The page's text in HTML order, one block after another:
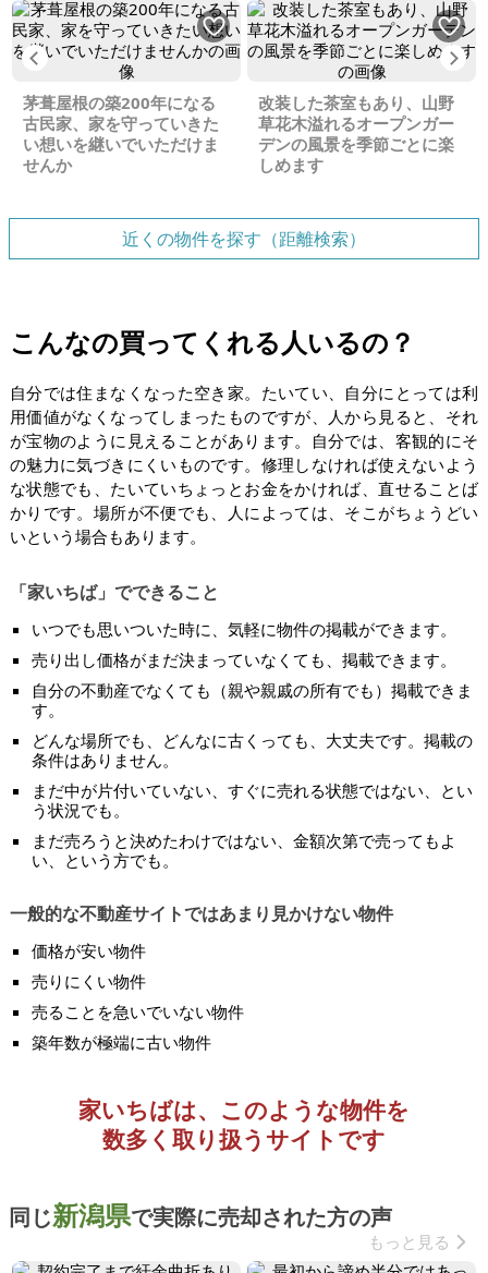
Previous
茅葺屋根の築200年になる
古民家、家を守っていきた
い想いを継いでいただけま
せんか
改装した茶室もあり、山野
草花木溢れるオープンガー
デンの風景を季節ごとに楽
しめます
近くの物件を探す（距離検索）
こんなの買ってくれる人いるの？
自分では住まなくなった空き家。たいてい、自分にとっては利
用価値がなくなってしまったものですが、人から見ると、それ
が宝物のように見えることがあります。自分では、客観的にそ
の魅力に気づきにくいものです。修理しなければ使えないよう
な状態でも、たいていちょっとお金をかければ、直せることば
かりです。場所が不便でも、人によっては、そこがちょうどい
いという場合もあります。
「家いちば」でできること
いつでも思いついた時に、気軽に物件の掲載ができます。
売り出し価格がまだ決まっていなくても、掲載できます。
自分の不動産でなくても（親や親戚の所有でも）掲載できま
す。
どんな場所でも、どんなに古くっても、大丈夫です。掲載の
条件はありません。
まだ中が片付いていない、すぐに売れる状態ではない、とい
う状況でも。
まだ売ろうと決めたわけではない、金額次第で売ってもよ
い、という方でも。
一般的な不動産サイトではあまり見かけない物件
価格が安い物件
売りにくい物件
売ることを急いでいない物件
築年数が極端に古い物件
家いちばは、このような物件を
数多く取り扱うサイトです
同じ新潟県で実際に売却された方の声
もっと見る